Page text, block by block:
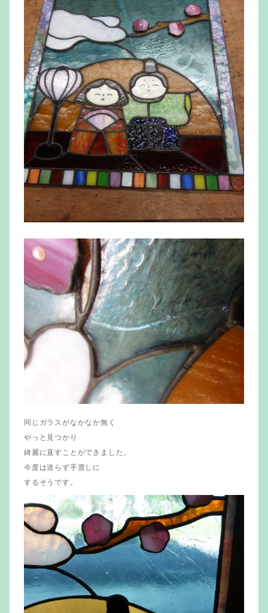
同じガラスがなかなか無く
やっと見つかり
綺麗に直すことができました。
今度は送らず手渡しに
するそうです。